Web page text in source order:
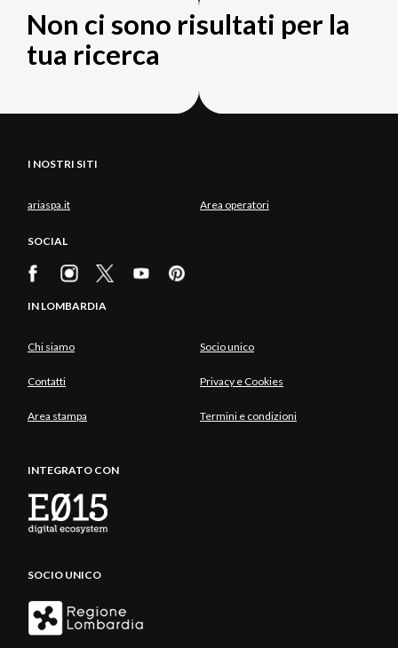
Non ci sono risultati per la
tua ricerca
I NOSTRI SITI
ariaspa.it Area operatori
SOCIAL
IN LOMBARDIA
Chi siamo Socio unico
Contatti Privacy e Cookies
Area stampa Termini e condizioni
INTEGRATO CON
SOCIO UNICO